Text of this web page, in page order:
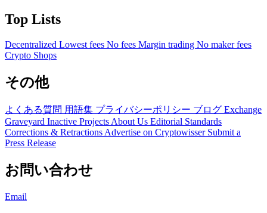
Top Lists
Decentralized Lowest fees No fees Margin trading No maker fees
Crypto Shops
その他
よくある質問 用語集 プライバシーポリシー ブログ Exchange
Graveyard Inactive Projects About Us Editorial Standards
Corrections & Retractions Advertise on Cryptowisser Submit a
Press Release
お問い合わせ
Email